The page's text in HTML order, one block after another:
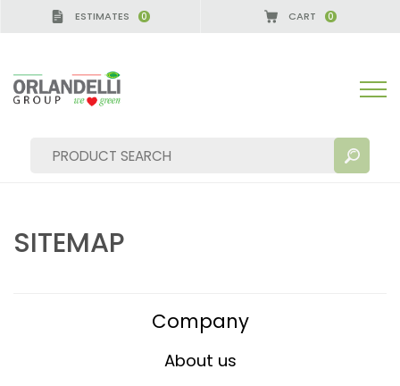
ESTIMATES 0 CART 0
SITEMAP
Company
About us